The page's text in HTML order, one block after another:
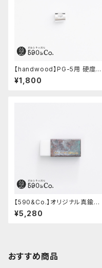
【handwood】PG-5用 硬度表
示窓 (超超ジュラルミン/正方形)
¥1,800
【590&Co.】オリジナル真鍮消
しゴムカバー (焼き青銅)
¥5,280
おすすめ商品